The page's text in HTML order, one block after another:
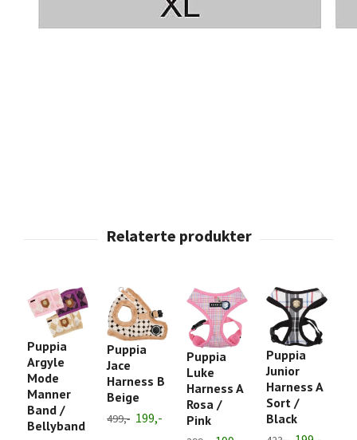
Puppia
Argyle
Mode
Manner
Band /
Bellyband
Puppia
Jace
Harness B
Beige
499,- 199,-
Puppia
Luke
Harness A
Rosa /
Pink
Puppia
Junior
Harness A
Sort /
Black